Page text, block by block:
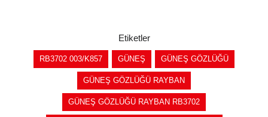
Etiketler
RB3702 003/K857 GÜNEŞ GÜNEŞ GÖZLÜĞÜ
GÜNEŞ GÖZLÜĞÜ RAYBAN
GÜNEŞ GÖZLÜĞÜ RAYBAN RB3702